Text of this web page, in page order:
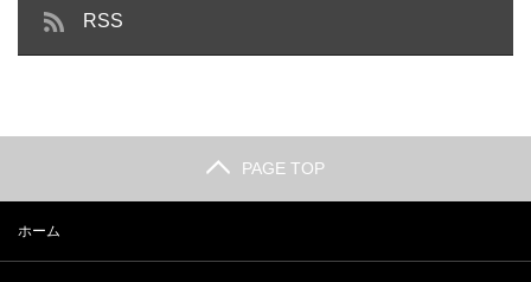
RSS
PAGE TOP
ホーム